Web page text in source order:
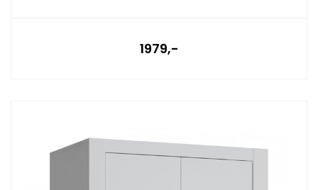
1979,-